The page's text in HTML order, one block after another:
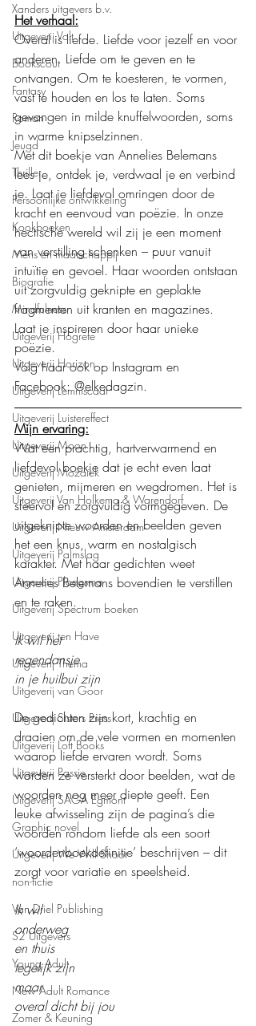
Xanders uitgevers b.v.
Uitgeverij Volt
Bookscout
Fantasy
Roman
Jeugd
Thriller
Persoonlijke ontwikkeling
Kookboeken
Mens en maatschappij
Biografie
Mindfulness
Uitgeverij Hogrefe
Uitgeverij Horizon
Uitgeverij Lemniscaat
Uitgeverij Luistereffect
Uitgeverij Moon
Uitgeverij Mozaïek
Uitgeverij Van Holkema & Warendorf
Uitgeverij Nieuw Amsterdam
Uitgeverij Palmslag
Uitgeverij Ploegsma
Uitgeverij Spectrum boeken
Uitgeverij ten Have
Uitgeverij Thema
Uitgeverij van Goor
Uitgeverij Sisters Press
Uitgeverij Loft Books
Uitgeverij Passie
Uitgeverij SAGA Egmont
Graphic novel
Uitgeverij We Will Shoot
non-fictie
Van Driel Publishing
S2 Uitgevers
Young Adult
New Adult Romance
Zomer & Keuning
Het verhaal:
Overal is liefde. Liefde voor jezelf en voor
anderen. Liefde om te geven en te
ontvangen. Om te koesteren, te vormen,
vast te houden en los te laten. Soms
gevangen in milde knuffelwoorden, soms
in warme knipselzinnen.
Met dit boekje van Annelies Belemans
lees je, ontdek je, verdwaal je en verbind
je. Laat je liefdevol omringen door de
kracht en eenvoud van poëzie. In onze
hectische wereld wil zij je een moment
van verstilling schenken – puur vanuit
intuïtie en gevoel. Haar woorden ontstaan
uit zorgvuldig geknipte en geplakte
fragmenten uit kranten en magazines.
Laat je inspireren door haar unieke
poëzie.
Volg haar ook op Instagram en
Facebook: @elkedagzin.
Mijn ervaring:
Wat een prachtig, hartverwarmend en
liefdevol boekje dat je echt even laat
genieten, mijmeren en wegdromen. Het is
sfeervol en zorgvuldig vormgegeven. De
uitgeknipte woorden en beelden geven
het een knus, warm en nostalgisch
karakter. Met haar gedichten weet
Annelies Belemans bovendien te verstillen
en te raken.
Ik wil het
regendansje
in je huilbui zijn
De gedichten zijn kort, krachtig en
draaien om de vele vormen en momenten
waarop liefde ervaren wordt. Soms
worden ze versterkt door beelden, wat de
woorden nog meer diepte geeft. Een
leuke afwisseling zijn de pagina’s die
woorden rondom liefde als een soort
‘woordenboekdefinitie’ beschrijven – dit
zorgt voor variatie en speelsheid.
Ik wil
onderweg
en thuis
tegelijk zijn
maar
overal dicht bij jou